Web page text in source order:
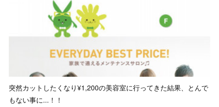
突然カットしたくなり¥1,200の美容室に行ってきた結果、とんで
もない事に...！！